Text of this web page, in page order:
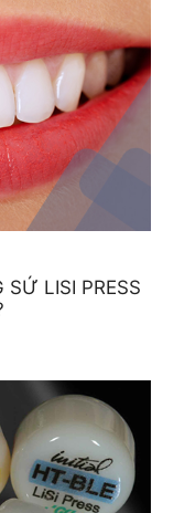
LISI PRESS